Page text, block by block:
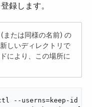
録します。
(または同様の名前) の
しいディレクトリで
により、この場所に
--userns=keep-id \